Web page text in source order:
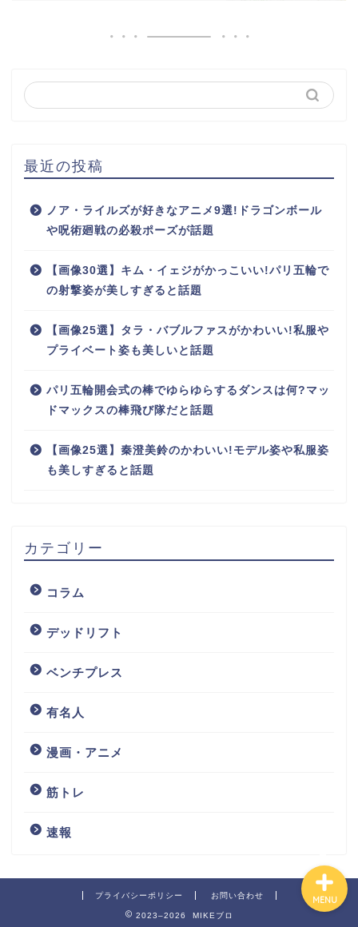
最近の投稿
ノア・ライルズが好きなアニメ9選!ドラゴンボール
や呪術廻戦の必殺ポーズが話題
【画像30選】キム・イェジがかっこいい!パリ五輪で
の射撃姿が美しすぎると話題
【画像25選】タラ・バブルファスがかわいい!私服や
プライベート姿も美しいと話題
パリ五輪開会式の棒でゆらゆらするダンスは何?マッ
ドマックスの棒飛び隊だと話題
【画像25選】秦澄美鈴のかわいい!モデル姿や私服姿
も美しすぎると話題
カテゴリー
コラム
デッドリフト
ベンチプレス
有名人
漫画・アニメ
筋トレ
速報
プライバシーポリシー お問い合わせ
2023–2026 MIKEブロ
MENU